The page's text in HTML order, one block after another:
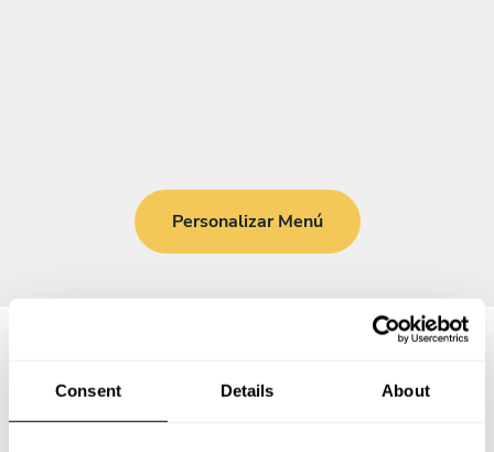
Consent Details About
Personalizar Menú
Preguntas frecuentes